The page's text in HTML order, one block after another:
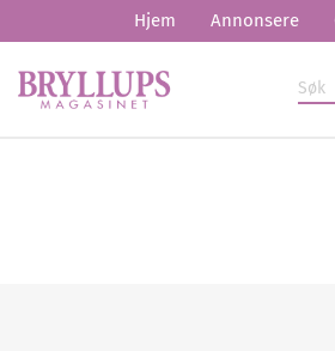
Hjem Annonsere